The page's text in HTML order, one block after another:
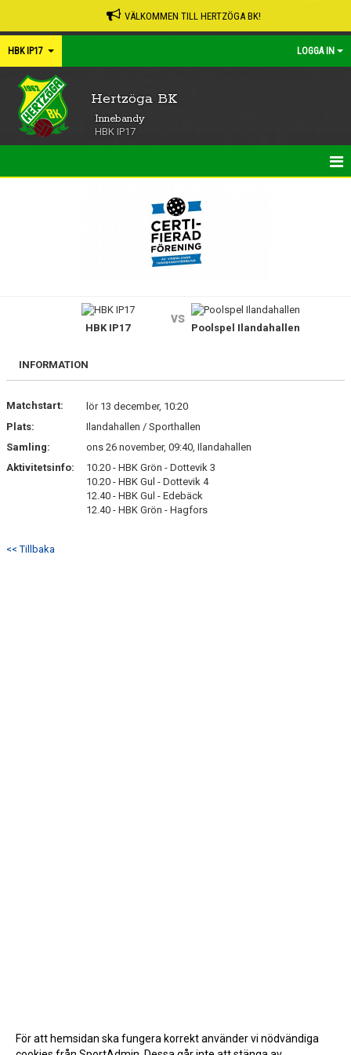
VÄLKOMMEN TILL HERTZÖGA BK!
HBK IP17 LOGGA IN
Hertzöga BK
Innebandy
HBK IP17
BILDGALLERI
KONTAKT
HBK IP17
vs
Poolspel Ilandahallen
INFORMATION
Matchstart:
lör 13 december, 10:20
Plats:
Ilandahallen / Sporthallen
Samling:
ons 26 november, 09:40, Ilandahallen
Aktivitetsinfo:
10.20 - HBK Grön - Dottevik 3
10.20 - HBK Gul - Dottevik 4
12.40 - HBK Gul - Edebäck
12.40 - HBK Grön - Hagfors
<< Tillbaka
För att hemsidan ska fungera korrekt använder vi nödvändiga